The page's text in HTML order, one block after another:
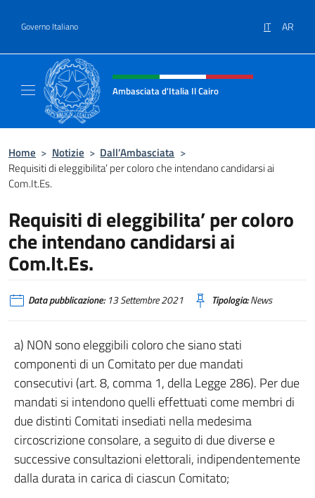
Governo Italiano IT AR
Intestazione sito, social e menù
Ambasciata d'Italia Il Cairo
Home > Notizie > Dall’Ambasciata >
Requisiti di eleggibilita’ per coloro che intendano candidarsi ai
Com.It.Es.
Requisiti di eleggibilita’ per coloro
che intendano candidarsi ai
Com.It.Es.
Data pubblicazione:13 Settembre 2021 Tipologia:News
a) NON sono eleggibili coloro che siano stati
componenti di un Comitato per due mandati
consecutivi (art. 8, comma 1, della Legge 286). Per due
mandati si intendono quelli effettuati come membri di
due distinti Comitati insediati nella medesima
circoscrizione consolare, a seguito di due diverse e
successive consultazioni elettorali, indipendentemente
dalla durata in carica di ciascun Comitato;